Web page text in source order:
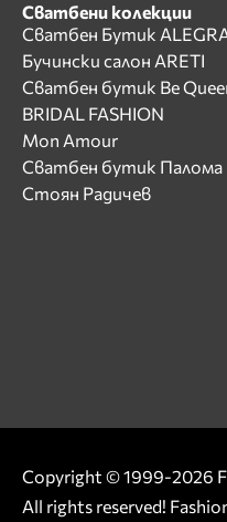
Сватбени колекции
Сватбен Бутик
Бучински салон ARETI
Сватбен бутик Be
BRIDAL FASHION
Mon Amour
Сватбен бутик Палома
Стоян Радичев
Copyright © 1999-2026
All rights reserved!